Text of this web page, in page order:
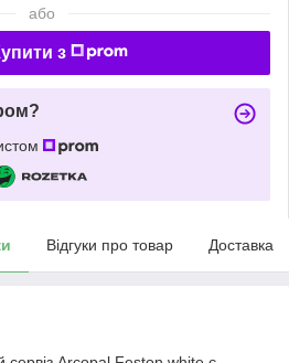
або
з
Відгуки про товар Доставка